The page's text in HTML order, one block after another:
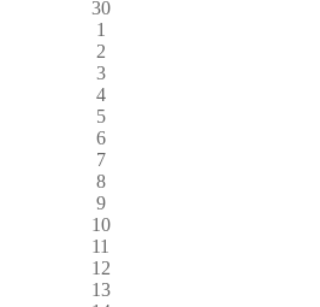
30
1
2
3
4
5
6
7
8
9
10
11
12
13